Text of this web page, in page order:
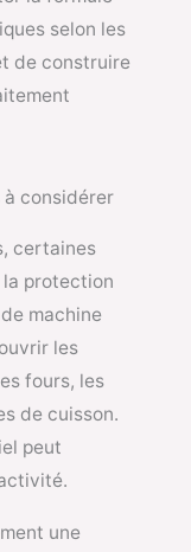
selon les
de construire
considérer
certaines
protection
machine
les
fours, les
de cuisson.
peut
une